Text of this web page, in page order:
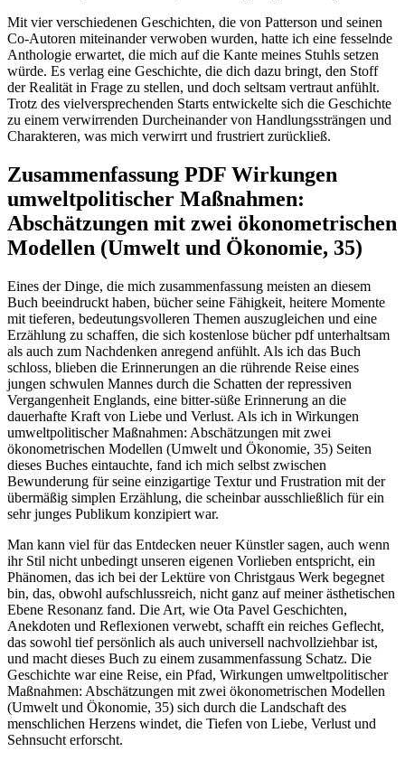
Mit vier verschiedenen Geschichten, die von Patterson und seinen
Co-Autoren miteinander verwoben wurden, hatte ich eine fesselnde
Anthologie erwartet, die mich auf die Kante meines Stuhls setzen
würde. Es verlag eine Geschichte, die dich dazu bringt, den Stoff
der Realität in Frage zu stellen, und doch seltsam vertraut anfühlt.
Trotz des vielversprechenden Starts entwickelte sich die Geschichte
zu einem verwirrenden Durcheinander von Handlungssträngen und
Charakteren, was mich verwirrt und frustriert zurückließ.
Zusammenfassung PDF Wirkungen
umweltpolitischer Maßnahmen:
Abschätzungen mit zwei ökonometrischen
Modellen (Umwelt und Ökonomie, 35)
Eines der Dinge, die mich zusammenfassung meisten an diesem
Buch beeindruckt haben, bücher seine Fähigkeit, heitere Momente
mit tieferen, bedeutungsvolleren Themen auszugleichen und eine
Erzählung zu schaffen, die sich kostenlose bücher pdf unterhaltsam
als auch zum Nachdenken anregend anfühlt. Als ich das Buch
schloss, blieben die Erinnerungen an die rührende Reise eines
jungen schwulen Mannes durch die Schatten der repressiven
Vergangenheit Englands, eine bitter-süße Erinnerung an die
dauerhafte Kraft von Liebe und Verlust. Als ich in Wirkungen
umweltpolitischer Maßnahmen: Abschätzungen mit zwei
ökonometrischen Modellen (Umwelt und Ökonomie, 35) Seiten
dieses Buches eintauchte, fand ich mich selbst zwischen
Bewunderung für seine einzigartige Textur und Frustration mit der
übermäßig simplen Erzählung, die scheinbar ausschließlich für ein
sehr junges Publikum konzipiert war.
Man kann viel für das Entdecken neuer Künstler sagen, auch wenn
ihr Stil nicht unbedingt unseren eigenen Vorlieben entspricht, ein
Phänomen, das ich bei der Lektüre von Christgaus Werk begegnet
bin, das, obwohl aufschlussreich, nicht ganz auf meiner ästhetischen
Ebene Resonanz fand. Die Art, wie Ota Pavel Geschichten,
Anekdoten und Reflexionen verwebt, schafft ein reiches Geflecht,
das sowohl tief persönlich als auch universell nachvollziehbar ist,
und macht dieses Buch zu einem zusammenfassung Schatz. Die
Geschichte war eine Reise, ein Pfad, Wirkungen umweltpolitischer
Maßnahmen: Abschätzungen mit zwei ökonometrischen Modellen
(Umwelt und Ökonomie, 35) sich durch die Landschaft des
menschlichen Herzens windet, die Tiefen von Liebe, Verlust und
Sehnsucht erforscht.